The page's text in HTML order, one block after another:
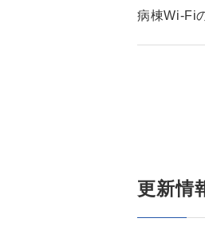
病棟Wi-Fi
更新情